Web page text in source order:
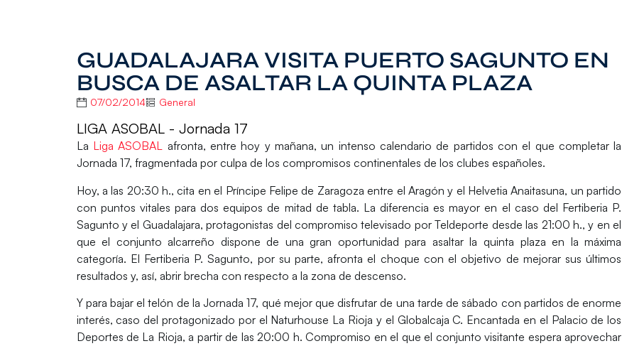
GUADALAJARA VISITA PUERTO SAGUNTO EN
BUSCA DE ASALTAR LA QUINTA PLAZA
07/02/2014 General
LIGA ASOBAL - Jornada 17
La Liga ASOBAL afronta, entre hoy y mañana, un intenso calendario de partidos con el que completar la
Jornada 17, fragmentada por culpa de los compromisos continentales de los clubes españoles.
Hoy, a las 20:30 h., cita en el Príncipe Felipe de Zaragoza entre el Aragóny el Helvetia Anaitasuna, un partido
con puntos vitales para dos equipos de mitad de tabla. La diferencia es mayor en el caso del Fertiberia P.
Sagunto y el Guadalajara, protagonistas del compromiso televisado por Teldeporte desde las 21:00 h., y en el
que el conjunto alcarreño dispone de una gran oportunidad para asaltar la quinta plaza en la máxima
categoría. El Fertiberia P. Sagunto, por su parte, afronta el choque con el objetivo de mejorar sus últimos
resultados y, así, abrir brecha con respecto a la zona de descenso.
Y para bajar el telón de la Jornada 17, qué mejor que disfrutar de una tarde de sábado con partidos de enorme
interés, caso del protagonizado por el Naturhouse La Rioja y el Globalcaja C. Encantada en el Palacio de los
Deportes de La Rioja, a partir de las 20:00 h. Compromiso en el que el conjunto visitante espera aprovechar